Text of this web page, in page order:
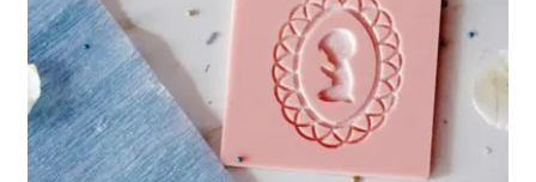
Barwniki spożywcze
menu
Tematyczne
Rozwiń
menu
Blog